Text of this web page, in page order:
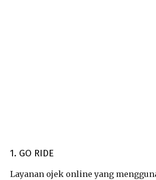
1. GO RIDE
Layanan ojek online yang